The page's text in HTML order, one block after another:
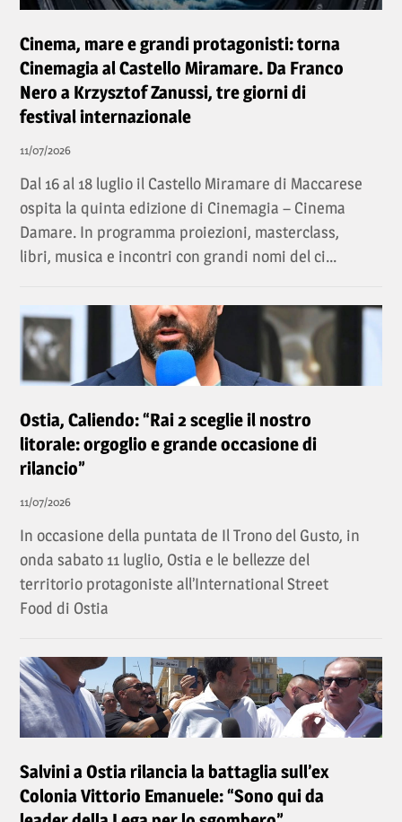
Cinema, mare e grandi protagonisti: torna
Cinemagia al Castello Miramare. Da Franco
Nero a Krzysztof Zanussi, tre giorni di
festival internazionale
11/07/2026
Dal 16 al 18 luglio il Castello Miramare di Maccarese
ospita la quinta edizione di Cinemagia – Cinema
Damare. In programma proiezioni, masterclass,
libri, musica e incontri con grandi nomi del ci...
Ostia, Caliendo: “Rai 2 sceglie il nostro
litorale: orgoglio e grande occasione di
rilancio”
11/07/2026
In occasione della puntata de Il Trono del Gusto, in
onda sabato 11 luglio, Ostia e le bellezze del
territorio protagoniste all’International Street
Food di Ostia
Salvini a Ostia rilancia la battaglia sull’ex
Colonia Vittorio Emanuele: “Sono qui da